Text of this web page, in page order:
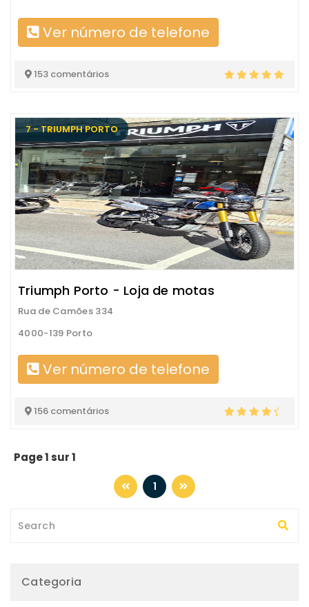
Ver número de telefone
153 comentários
7 - TRIUMPH PORTO
Triumph Porto - Loja de motas
Rua de Camões 334
4000-139 Porto
Ver número de telefone
156 comentários
Page 1 sur 1
1
Categoria